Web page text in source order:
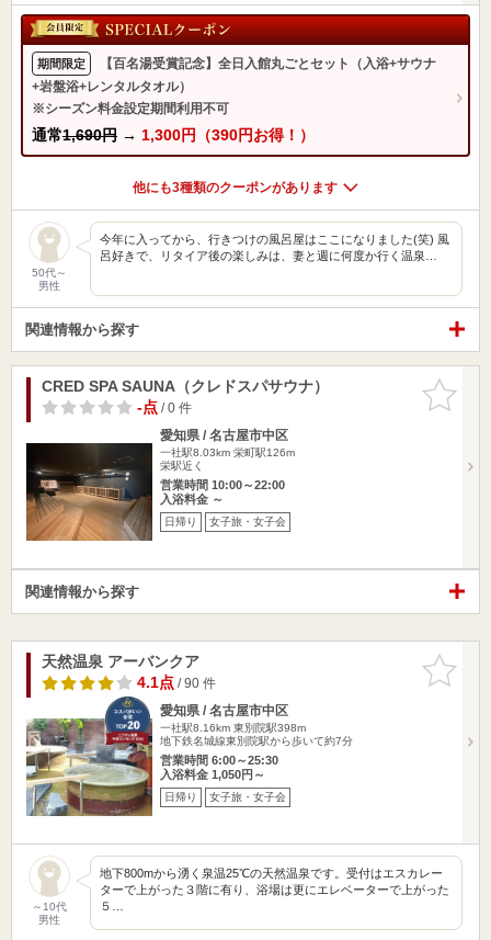
期間限定
【百名湯受賞記念】全日入館丸ごとセット（入浴+サウナ
+岩盤浴+レンタルタオル）
※シーズン料金設定期間利用不可
通常1,690円 → 1,300円（390円お得！）
他にも3種類のクーポンがあります
50代～
男性
今年に入ってから、行きつけの風呂屋はここになりました(笑) 風
呂好きで、リタイア後の楽しみは、妻と週に何度か行く温泉…
関連情報から探す
お気に入
りに追加
CRED SPA SAUNA（クレドスパサウナ）
-点/ 0 件
愛知県 / 名古屋市中区
一社駅8.03km 栄町駅126m
栄駅近く
営業時間 10:00～22:00
入浴料金 ～
日帰り 女子旅・女子会
関連情報から探す
お気に入
りに追加
天然温泉 アーバンクア
4.1点/ 90 件
愛知県 / 名古屋市中区
一社駅8.16km 東別院駅398m
地下鉄名城線東別院駅から歩いて約7分
営業時間 6:00～25:30
入浴料金 1,050円～
日帰り 女子旅・女子会
～10代
男性
地下800mから湧く泉温25℃の天然温泉です。受付はエスカレー
ターで上がった３階に有り、浴場は更にエレベーターで上がった
５…